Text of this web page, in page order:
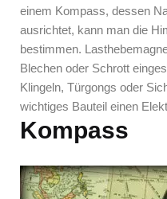
einem Kompass, dessen
ausrichtet, kann man die
bestimmen.
Blechen oder Schrott
Klingeln, Türgongs oder
wichtiges Bauteil einen
Kompass